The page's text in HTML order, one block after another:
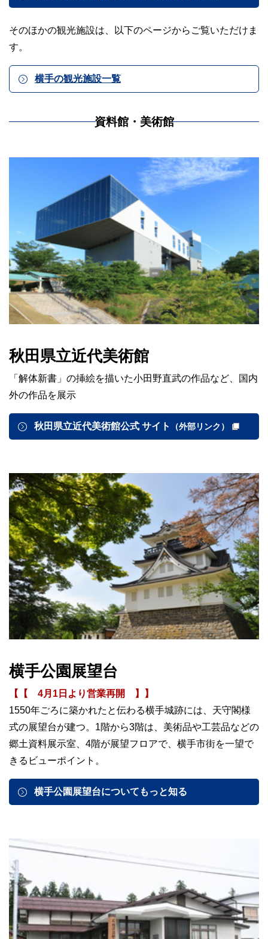
そのほかの観光施設は、以下のページからご覧いただけま
す。
横手の観光施設一覧
資料館・美術館
秋田県立近代美術館
「解体新書」の挿絵を描いた小田野直武の作品など、国内
外の作品を展示
秋田県立近代美術館公式 サイト （外部リンク）
横手公園展望台
【【 4月1日より営業再開 】】
1550年ごろに築かれたと伝わる横手城跡には、天守閣様
式の展望台が建つ。1階から3階は、美術品や工芸品などの
郷土資料展示室、4階が展望フロアで、横手市街を一望で
きるビューポイント。
横手公園展望台についてもっと知る